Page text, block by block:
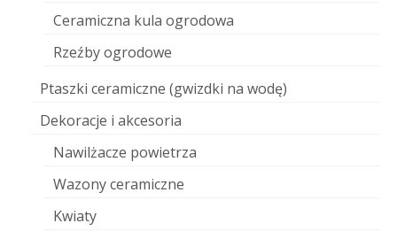
Ceramiczna kula ogrodowa
Rzeźby ogrodowe
Ptaszki ceramiczne (gwizdki na wodę)
Dekoracje i akcesoria
Nawilżacze powietrza
Wazony ceramiczne
Kwiaty